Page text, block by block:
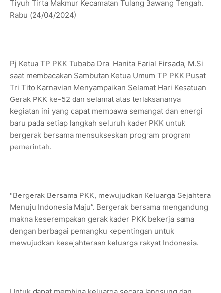
Tiyuh Tirta Makmur Kecamatan Tulang Bawang Tengah.
Rabu (24/04/2024)
Pj Ketua TP PKK Tubaba Dra. Hanita Farial Firsada, M.Si
saat membacakan Sambutan Ketua Umum TP PKK Pusat
Tri Tito Karnavian Menyampaikan Selamat Hari Kesatuan
Gerak PKK ke-52 dan selamat atas terlaksananya
kegiatan ini yang dapat membawa semangat dan energi
baru pada setiap langkah seluruh kader PKK untuk
bergerak bersama mensukseskan program program
pemerintah.
"Bergerak Bersama PKK, mewujudkan Keluarga Sejahtera
Menuju Indonesia Maju”. Bergerak bersama mengandung
makna keserempakan gerak kader PKK bekerja sama
dengan berbagai pemangku kepentingan untuk
mewujudkan kesejahteraan keluarga rakyat Indonesia.